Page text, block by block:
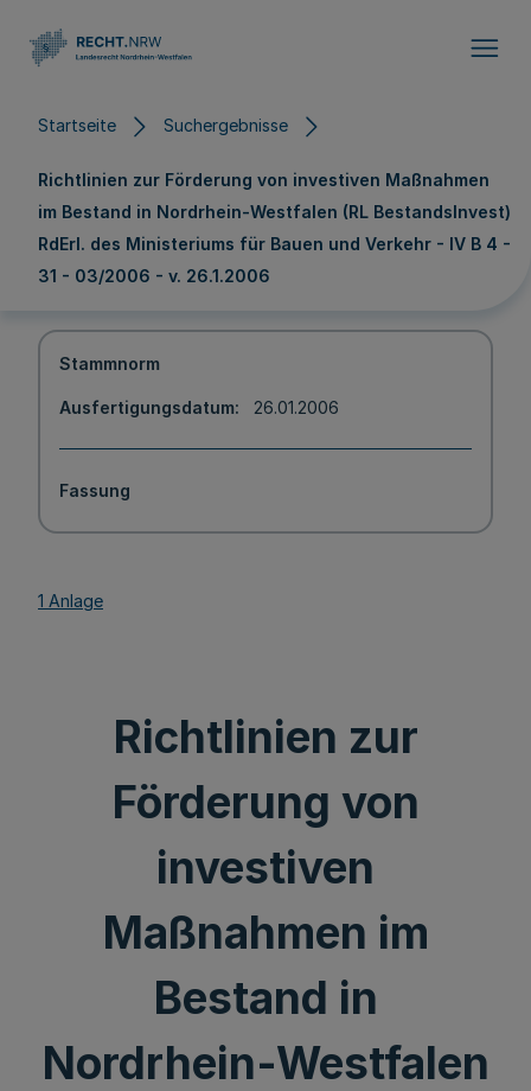
Startseite Suchergebnisse
Richtlinien zur Förderung von investiven Maßnahmen
im Bestand in Nordrhein-Westfalen (RL BestandsInvest)
RdErl. des Ministeriums für Bauen und Verkehr - IV B 4 -
31 - 03/2006 - v. 26.1.2006
Stammnorm
Ausfertigungsdatum 26.01.2006
Fassung
1 Anlage
Richtlinien zur
Förderung von
investiven
Maßnahmen im
Bestand in
Nordrhein-Westfalen